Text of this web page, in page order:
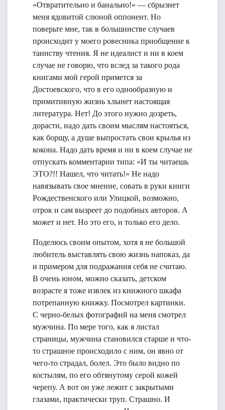
«Отвратительно и банально!» — сбрызнет
меня ядовитой слюной оппонент. Но
поверьте мне, так в большинстве случаев
происходит у моего ровесника приобщение к
таинству чтения. Я не идеалист и ни в коем
случае не говорю, что вслед за такого рода
книгами мой герой примется за
Достоевского, что в его однообразную и
примитивную жизнь хлынет настоящая
литература. Нет! До этого нужно дозреть,
дорасти, надо дать своим мыслям настояться,
как борщу, а душе выпростать свои крылья из
кокона. Надо дать время и ни в коем случае не
отпускать комментарии типа: «И ты читаешь
ЭТО?!! Нашел, что читать!» Не надо
навязывать свое мнение, совать в руки книги
Рождественского или Улицкой, возможно,
отрок и сам вызреет до подобных авторов. А
может и нет. Но это его, и только его дело.
Поделюсь своим опытом, хотя я не большой
любитель выставлять свою жизнь напоказ, да
и примером для подражания себя не считаю.
В очень юном, можно сказать, детском
возрасте я тоже извлек из книжного шкафа
потрепанную книжку. Посмотрел картинки.
С черно-белых фотографий на меня смотрел
мужчина. По мере того, как я листал
страницы, мужчина становился старше и что-
то страшное происходило с ним, он явно от
чего-то страдал, болел. Это было видно по
костылям, по его обтянутому серой кожей
черепу. А вот он уже лежит с закрытыми
глазами, практически труп. Страшно. И